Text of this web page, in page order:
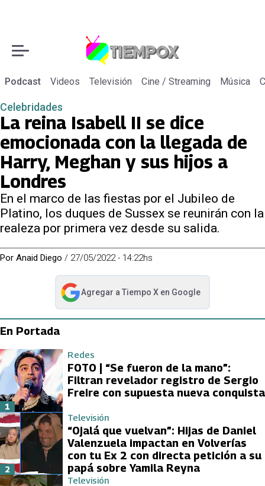
Podcast Videos Televisión Cine / Streaming Música
Celebridades
La reina Isabell II se dice
emocionada con la llegada de
Harry, Meghan y sus hijos a
Londres
En el marco de las fiestas por el Jubileo de
Platino, los duques de Sussex se reunirán con la
realeza por primera vez desde su salida.
Por Anaid Diego / 27/05/2022 - 14:22hs
Agregar a Tiempo Xen Google
abre en nueva pestaña
En Portada
Redes
FOTO | “Se fueron de la mano”:
Filtran revelador registro de Sergio
Freire con supuesta nueva conquista
1
Televisión
“Ojalá que vuelvan”: Hijas de Daniel
Valenzuela impactan en Volverías
con tu Ex 2 con directa petición a su
papá sobre Yamila Reyna
2
Televisión